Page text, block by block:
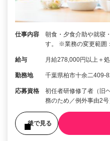
仕事内容
朝食・夕食介助や就寝
す。 ※業務の変更範囲
給与 月給278,000円以上＋
勤務地 千葉県柏市十余二
応募資格
初任者研修修了者（旧
務のため／例外事由2号
後で見る